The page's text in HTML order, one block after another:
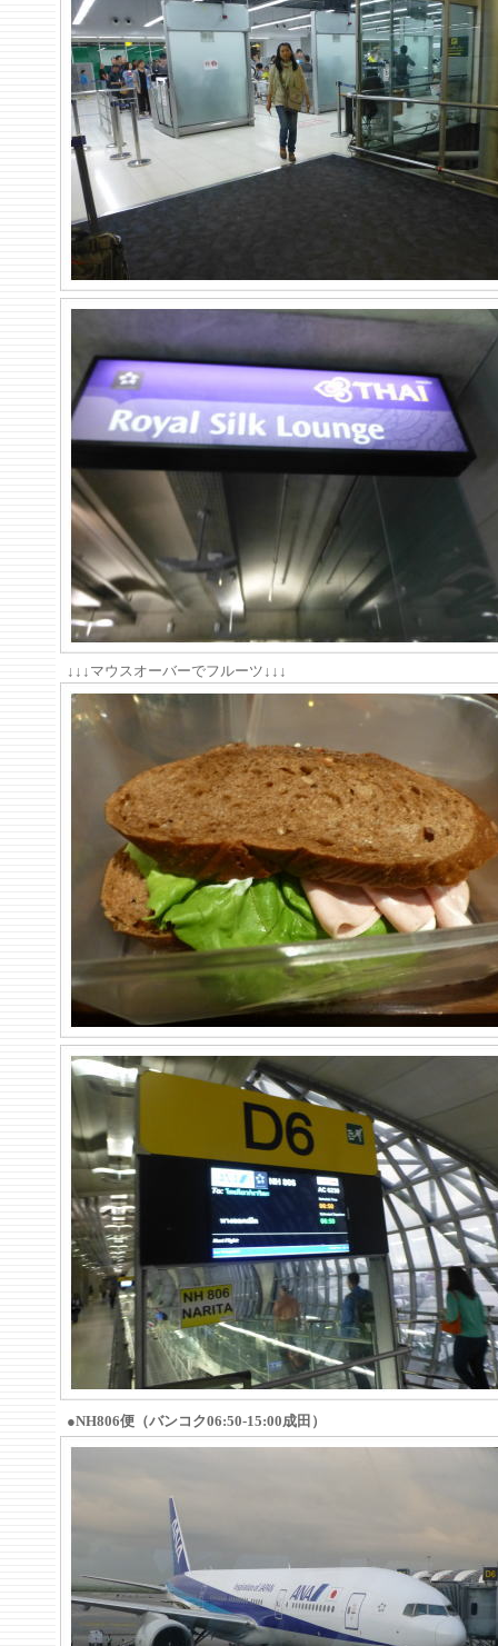
↓↓↓マウスオーバーでフルーツ↓↓↓
●NH806便（バンコク06:50-15:00成田）